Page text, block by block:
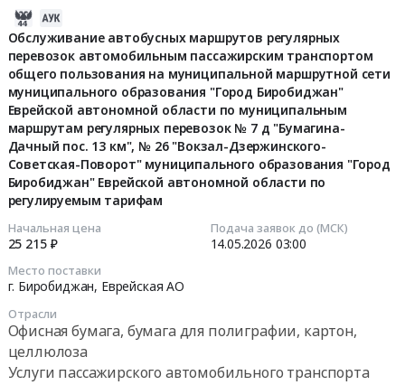
Обслуживание автобусных маршрутов регулярных
перевозок автомобильным пассажирским транспортом
общего пользования на муниципальной маршрутной сети
муниципального образования "Город Биробиджан"
Еврейской автономной области по муниципальным
маршрутам регулярных перевозок № 7 д "Бумагина-
Дачный пос. 13 км", № 26 "Вокзал-Дзержинского-
Советская-Поворот" муниципального образования "Город
Биробиджан" Еврейской автономной области по
регулируемым тарифам
Начальная цена
25 215 ₽
Подача заявок до (МСК)
14.05.2026 03:00
Место поставки
г. Биробиджан, Еврейская АО
Отрасли
Офисная бумага, бумага для полиграфии, картон,
целлюлоза
Услуги пассажирского автомобильного транспорта